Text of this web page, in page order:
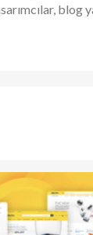
blog